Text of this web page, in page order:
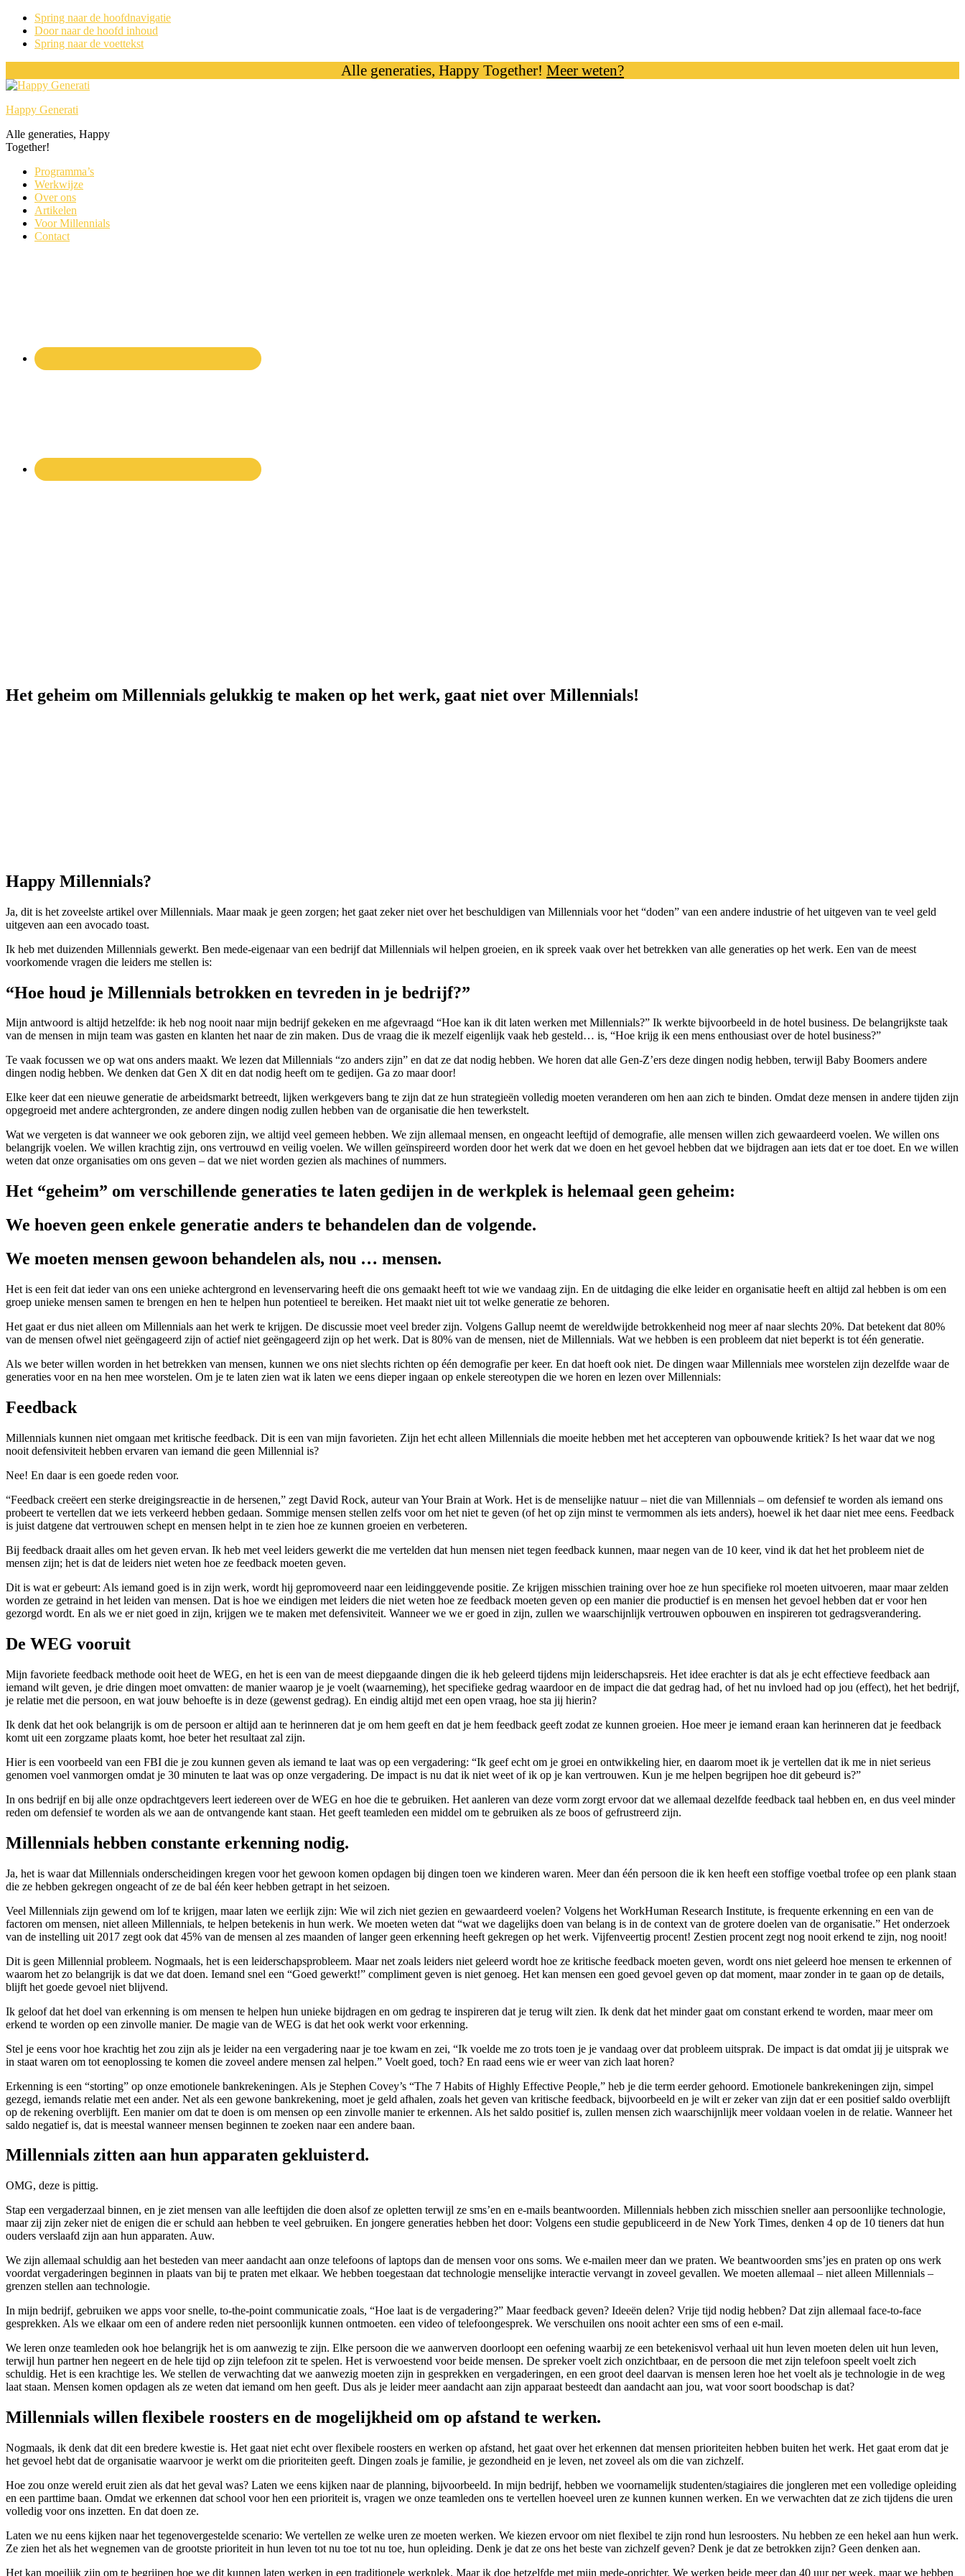
Spring naar de hoofdnavigatie
Door naar de hoofd inhoud
Spring naar de voettekst
Alle generaties, Happy Together! Meer weten?
Happy Generati
Alle generaties, Happy
Together!
Programma’s
Werkwijze
Over ons
Artikelen
Voor Millennials
Contact
Het geheim om Millennials gelukkig te maken op het werk, gaat niet over Millennials!
Happy Millennials?
Ja, dit is het zoveelste artikel over Millennials. Maar maak je geen zorgen; het gaat zeker niet over het beschuldigen van Millennials voor het “doden” van een andere industrie of het uitgeven van te veel geld
uitgeven aan een avocado toast.
Ik heb met duizenden Millennials gewerkt. Ben mede-eigenaar van een bedrijf dat Millennials wil helpen groeien, en ik spreek vaak over het betrekken van alle generaties op het werk. Een van de meest
voorkomende vragen die leiders me stellen is:
“Hoe houd je Millennials betrokken en tevreden in je bedrijf?”
Mijn antwoord is altijd hetzelfde: ik heb nog nooit naar mijn bedrijf gekeken en me afgevraagd “Hoe kan ik dit laten werken met Millennials?” Ik werkte bijvoorbeeld in de hotel business. De belangrijkste taak
van de mensen in mijn team was gasten en klanten het naar de zin maken. Dus de vraag die ik mezelf eigenlijk vaak heb gesteld… is, “Hoe krijg ik een mens enthousiast over de hotel business?”
Te vaak focussen we op wat ons anders maakt. We lezen dat Millennials “zo anders zijn” en dat ze dat nodig hebben. We horen dat alle Gen-Z’ers deze dingen nodig hebben, terwijl Baby Boomers andere
dingen nodig hebben. We denken dat Gen X dit en dat nodig heeft om te gedijen. Ga zo maar door!
Elke keer dat een nieuwe generatie de arbeidsmarkt betreedt, lijken werkgevers bang te zijn dat ze hun strategieën volledig moeten veranderen om hen aan zich te binden. Omdat deze mensen in andere tijden zijn
opgegroeid met andere achtergronden, ze andere dingen nodig zullen hebben van de organisatie die hen tewerkstelt.
Wat we vergeten is dat wanneer we ook geboren zijn, we altijd veel gemeen hebben. We zijn allemaal mensen, en ongeacht leeftijd of demografie, alle mensen willen zich gewaardeerd voelen. We willen ons
belangrijk voelen. We willen krachtig zijn, ons vertrouwd en veilig voelen. We willen geïnspireerd worden door het werk dat we doen en het gevoel hebben dat we bijdragen aan iets dat er toe doet. En we willen
weten dat onze organisaties om ons geven – dat we niet worden gezien als machines of nummers.
Het “geheim” om verschillende generaties te laten gedijen in de werkplek is helemaal geen geheim:
We hoeven geen enkele generatie anders te behandelen dan de volgende.
We moeten mensen gewoon behandelen als, nou … mensen.
Het is een feit dat ieder van ons een unieke achtergrond en levenservaring heeft die ons gemaakt heeft tot wie we vandaag zijn. En de uitdaging die elke leider en organisatie heeft en altijd zal hebben is om een
groep unieke mensen samen te brengen en hen te helpen hun potentieel te bereiken. Het maakt niet uit tot welke generatie ze behoren.
Het gaat er dus niet alleen om Millennials aan het werk te krijgen. De discussie moet veel breder zijn. Volgens Gallup neemt de wereldwijde betrokkenheid nog meer af naar slechts 20%. Dat betekent dat 80%
van de mensen ofwel niet geëngageerd zijn of actief niet geëngageerd zijn op het werk. Dat is 80% van de mensen, niet de Millennials. Wat we hebben is een probleem dat niet beperkt is tot één generatie.
Als we beter willen worden in het betrekken van mensen, kunnen we ons niet slechts richten op één demografie per keer. En dat hoeft ook niet. De dingen waar Millennials mee worstelen zijn dezelfde waar de
generaties voor en na hen mee worstelen. Om je te laten zien wat ik laten we eens dieper ingaan op enkele stereotypen die we horen en lezen over Millennials:
Feedback
Millennials kunnen niet omgaan met kritische feedback. Dit is een van mijn favorieten. Zijn het echt alleen Millennials die moeite hebben met het accepteren van opbouwende kritiek? Is het waar dat we nog
nooit defensiviteit hebben ervaren van iemand die geen Millennial is?
Nee! En daar is een goede reden voor.
“Feedback creëert een sterke dreigingsreactie in de hersenen,” zegt David Rock, auteurvan Your Brain at Work. Het is de menselijke natuur – niet die van Millennials – om defensief te worden als iemand ons
probeert te vertellen dat we iets verkeerd hebben gedaan. Sommige mensen stellen zelfs voor om het niet te geven (of het op zijn minst te vermommen als iets anders), hoewel ik het daar niet mee eens. Feedback
is juist datgene dat vertrouwen schept en mensen helpt in te zien hoe ze kunnen groeien en verbeteren.
Bij feedback draait alles om het geven ervan. Ik heb met veel leiders gewerkt die me vertelden dat hun mensen niet tegen feedback kunnen, maar negen van de 10 keer, vind ik dat het het probleem niet de
mensen zijn; het is dat de leiders niet weten hoe ze feedback moeten geven.
Dit is wat er gebeurt: Als iemand goed is in zijn werk, wordt hij gepromoveerd naar een leidinggevende positie. Ze krijgen misschien training over hoe ze hun specifieke rol moeten uitvoeren, maar maar zelden
worden ze getraind in het leiden van mensen. Dat is hoe we eindigen met leiders die niet weten hoe ze feedback moeten geven op een manier die productief is en mensen het gevoel hebben dat er voor hen
gezorgd wordt. En als we er niet goed in zijn, krijgen we te maken met defensiviteit. Wanneer we we er goed in zijn, zullen we waarschijnlijk vertrouwen opbouwen en inspireren tot gedragsverandering.
De WEG vooruit
Mijn favoriete feedback methode ooit heet de WEG, en het is een van de meest diepgaande dingen die ik heb geleerd tijdens mijn leiderschapsreis. Het idee erachter is dat als je echt effectieve feedback aan
iemand wilt geven, je drie dingen moet omvatten: de manier waarop je je voelt (waarneming), het specifieke gedrag waardoor en de impact die dat gedrag had, of het nu invloed had op jou (effect), het het bedrijf,
je relatie met die persoon, en wat jouw behoefte is in deze (gewenst gedrag). En eindig altijd met een open vraag, hoe sta jij hierin?
Ik denk dat het ook belangrijk is om de persoon er altijd aan te herinneren dat je om hem geeft en dat je hem feedback geeft zodat ze kunnen groeien. Hoe meer je iemand eraan kan herinneren dat je feedback
komt uit een zorgzame plaats komt, hoe beter het resultaat zal zijn.
Hier is een voorbeeld van een FBI die je zou kunnen geven als iemand te laat was op een vergadering: “Ik geef echt om je groei en ontwikkeling hier, en daarom moet ik je vertellen dat ik me in niet serieus
genomen voel vanmorgen omdat je 30 minuten te laat was op onze vergadering. De impact is nu dat ik niet weet of ik op je kan vertrouwen. Kun je me helpen begrijpen hoe dit gebeurd is?”
In ons bedrijf en bij alle onze opdrachtgevers leert iedereen over de WEG en hoe die te gebruiken. Het aanleren van deze vorm zorgt ervoor dat we allemaal dezelfde feedback taal hebben en, en dus veel minder
reden om defensief te worden als we aan de ontvangende kant staan. Het geeft teamleden een middel om te gebruiken als ze boos of gefrustreerd zijn.
Millennials hebben constante erkenning nodig.
Ja, het is waar dat Millennials onderscheidingen kregen voor het gewoon komen opdagen bij dingen toen we kinderen waren. Meer dan één persoon die ik ken heeft een stoffige voetbal trofee op een plank staan
die ze hebben gekregen ongeacht of ze de bal één keer hebben getrapt in het seizoen.
Veel Millennials zijn gewend om lof te krijgen, maar laten we eerlijk zijn: Wie wil zich niet gezien en gewaardeerd voelen? Volgens het WorkHuman Research Institute, is frequente erkenning en een van de
factoren om mensen, niet alleen Millennials, te helpen betekenis in hun werk. We moeten weten dat “wat we dagelijks doen van belang is in de context van de grotere doelen van de organisatie.” Het onderzoek
van de instelling uit 2017 zegt ook dat 45% van de mensen al zes maanden of langer geen erkenning heeft gekregen op het werk. Vijfenveertig procent! Zestien procent zegt nog nooit erkend te zijn, nog nooit!
Dit is geen Millennial probleem. Nogmaals, het is een leiderschapsprobleem. Maar net zoals leiders niet geleerd wordt hoe ze kritische feedback moeten geven, wordt ons niet geleerd hoe mensen te erkennen of
waarom het zo belangrijk is dat we dat doen. Iemand snel een “Goed gewerkt!” compliment geven is niet genoeg. Het kan mensen een goed gevoel geven op dat moment, maar zonder in te gaan op de details,
blijft het goede gevoel niet blijvend.
Ik geloof dat het doel van erkenning is om mensen te helpen hun unieke bijdragen en om gedrag te inspireren dat je terug wilt zien. Ik denk dat het minder gaat om constant erkend te worden, maar meer om
erkend te worden op een zinvolle manier. De magie van de WEG is dat het ook werkt voor erkenning.
Stel je eens voor hoe krachtig het zou zijn als je leider na een vergadering naar je toe kwam en zei, “Ik voelde me zo trots toen je je vandaag over dat probleem uitsprak. De impact is dat omdat jij je uitsprak we
in staat waren om tot eenoplossing te komen die zoveel andere mensen zal helpen.” Voelt goed, toch? En raad eens wie er weer van zich laat horen?
Erkenning is een “storting” op onze emotionele bankrekeningen. Als je Stephen Covey’s “The 7 Habits of Highly Effective People,” heb je die term eerder gehoord. Emotionele bankrekeningen zijn, simpel
gezegd, iemands relatie met een ander. Net als een gewone bankrekening, moet je geld afhalen, zoals het geven van kritische feedback, bijvoorbeeld en je wilt er zeker van zijn dat er een positief saldo overblijft
op de rekening overblijft. Een manier om dat te doen is om mensen op een zinvolle manier te erkennen. Als het saldo positief is, zullen mensen zich waarschijnlijk meer voldaan voelen in de relatie. Wanneer het
saldo negatief is, dat is meestal wanneer mensen beginnen te zoeken naar een andere baan.
Millennials zitten aan hun apparaten gekluisterd.
OMG, deze is pittig.
Stap een vergaderzaal binnen, en je ziet mensen van alle leeftijden die doen alsof ze opletten terwijl ze sms’en en e-mails beantwoorden. Millennials hebben zich misschien sneller aan persoonlijke technologie,
maar zij zijn zeker niet de enigen die er schuld aan hebben te veel gebruiken. En jongere generaties hebben het door: Volgens een studie gepubliceerd in de New York Times, denken 4 op de 10 tieners dat hun
ouders verslaafd zijn aan hun apparaten. Auw.
We zijn allemaal schuldig aan het besteden van meer aandacht aan onze telefoons of laptops dan de mensen voor ons soms. We e-mailen meer dan we praten. We beantwoorden sms’jes en praten op ons werk
voordat vergaderingen beginnen in plaats van bij te praten met elkaar. We hebben toegestaan dat technologie menselijke interactie vervangt in zoveel gevallen. We moeten allemaal – niet alleen Millennials –
grenzen stellen aan technologie.
In mijn bedrijf, gebruiken we apps voor snelle, to-the-point communicatie zoals, “Hoe laat is de vergadering?” Maar feedback geven? Ideeën delen? Vrije tijd nodig hebben? Dat zijn allemaal face-to-face
gesprekken. Als we elkaar om een of andere reden niet persoonlijk kunnen ontmoeten. een video of telefoongesprek. We verschuilen ons nooit achter een sms of een e-mail.
We leren onze teamleden ook hoe belangrijk het is om aanwezig te zijn. Elke persoon die we aanwerven doorloopt een oefening waarbij ze een betekenisvol verhaal uit hun leven moeten delen uit hun leven,
terwijl hun partner hen negeert en de hele tijd op zijn telefoon zit te spelen. Het is verwoestend voor beide mensen. De spreker voelt zich onzichtbaar, en de persoon die met zijn telefoon speelt voelt zich
schuldig. Het is een krachtige les. We stellen de verwachting dat we aanwezig moeten zijn in gesprekken en vergaderingen, en een groot deel daarvan is mensen leren hoe het voelt als je technologie in de weg
laat staan. Mensen komen opdagen als ze weten dat iemand om hen geeft. Dus als je leider meer aandacht aan zijn apparaat besteedt dan aandacht aan jou, wat voor soort boodschap is dat?
Millennials willen flexibele roosters en de mogelijkheid om op afstand te werken.
Nogmaals, ik denk dat dit een bredere kwestie is. Het gaat niet echt over flexibele roosters en werken op afstand, het gaat over het erkennen dat mensen prioriteiten hebben buiten het werk. Het gaat erom dat je
het gevoel hebt dat de organisatie waarvoor je werkt om die prioriteiten geeft. Dingen zoals je familie, je gezondheid en je leven, net zoveel als om die van zichzelf.
Hoe zou onze wereld eruit zien als dat het geval was? Laten we eens kijken naar de planning, bijvoorbeeld. In mijn bedrijf, hebben we voornamelijk studenten/stagiaires die jongleren met een volledige opleiding
en een parttime baan. Omdat we erkennen dat school voor hen een prioriteit is, vragen we onze teamleden ons te vertellen hoeveel uren ze kunnen kunnen werken. En we verwachten dat ze zich tijdens die uren
volledig voor ons inzetten. En dat doen ze.
Laten we nu eens kijken naar het tegenovergestelde scenario: We vertellen ze welke uren ze moeten werken. We kiezen ervoor om niet flexibel te zijn rond hun lesroosters. Nu hebben ze een hekel aan hun werk.
Ze zien het als het wegnemen van de grootste prioriteit in hun leven tot nu toe tot nu toe, hun opleiding. Denk je dat ze ons het beste van zichzelf geven? Denk je dat ze betrokken zijn? Geen denken aan.
Het kan moeilijk zijn om te begrijpen hoe we dit kunnen laten werken in een traditionele werkplek. Maar ik doe hetzelfde met mijn mede-oprichter. We werken beide meer dan 40 uur per week, maar we hebben